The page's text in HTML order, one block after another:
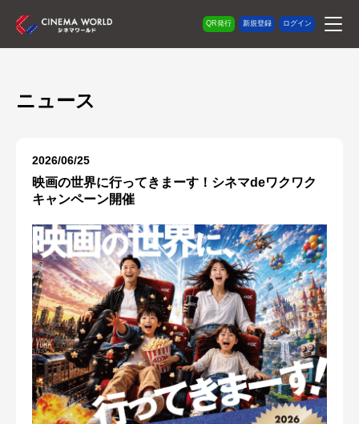
QR発行 新規登録 ログイン
ニュース
2026/06/25
映画の世界に行ってきまーす！シネマdeワクワク
キャンペーン開催